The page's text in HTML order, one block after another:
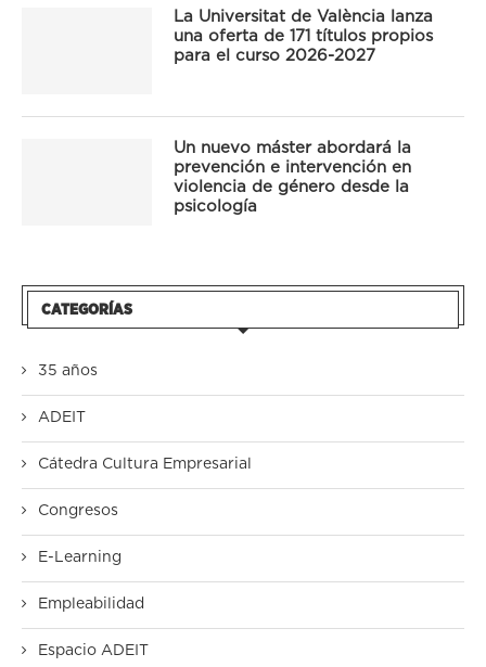
La Universitat de València lanza
una oferta de 171 títulos propios
para el curso 2026-2027
Un nuevo máster abordará la
prevención e intervención en
violencia de género desde la
psicología
CATEGORÍAS
35 años
ADEIT
Cátedra Cultura Empresarial
Congresos
E-Learning
Empleabilidad
Espacio ADEIT